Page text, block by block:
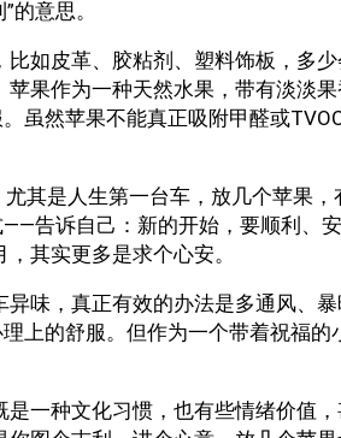
的意思。
比如皮革、胶粘剂、塑料饰板，多少
果作为一种天然水果，带有淡淡
虽然苹果不能真正吸附甲醛或
其是人生第一台车，放几个苹果，
告诉自己：新的开始，要顺利、
其实更多是求个心安。
味，真正有效的办法是多通风、暴
上的舒服。但作为一个带着祝福的
一种文化习惯，也有些情绪价值